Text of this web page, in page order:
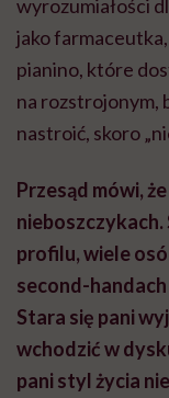
wyrozumiałości
jako farmaceutka,
pianino, które
na rozstrojonym,
nastroić, skoro
Przesąd mówi,
nieboszczykach.
profilu, wiele
second-handach
Stara się pani
wchodzić w
pani styl życia